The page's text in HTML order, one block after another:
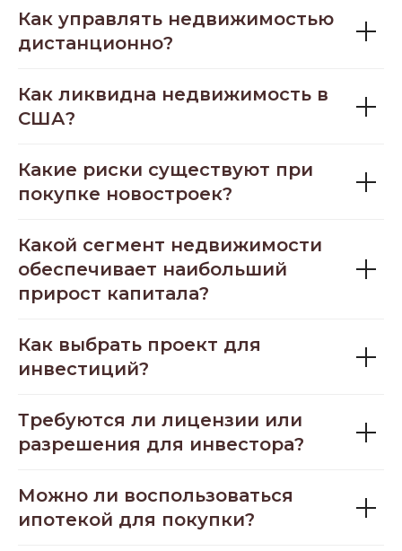
Как управлять недвижимостью
дистанционно?
Как ликвидна недвижимость в
США?
Какие риски существуют при
покупке новостроек?
Какой сегмент недвижимости
обеспечивает наибольший
прирост капитала?
Как выбрать проект для
инвестиций?
Требуются ли лицензии или
разрешения для инвестора?
Можно ли воспользоваться
ипотекой для покупки?